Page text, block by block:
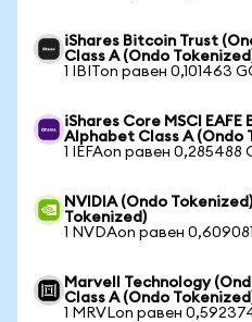
iShares Bitcoin Trust
Class A (Ondo
1 IBITon равен 0,101463
iShares Core MSCI EAFE
Alphabet Class A (Ondo
1 IEFAon равен 0,285488
NVIDIA (Ondo
Tokenized)
1 NVDAon равен
Marvell Technology
Class A (Ondo
1 MRVLon равен